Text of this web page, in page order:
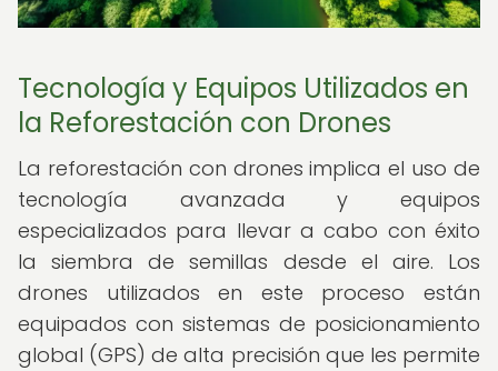
Tecnología y Equipos Utilizados en
la Reforestación con Drones
La reforestación con drones implica el uso de
tecnología avanzada y equipos
especializados para llevar a cabo con éxito
la siembra de semillas desde el aire. Los
drones utilizados en este proceso están
equipados con sistemas de posicionamiento
global (GPS) de alta precisión que les permite